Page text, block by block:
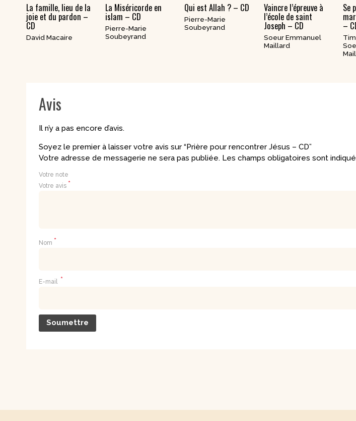
La famille, lieu de la
joie et du pardon –
CD
David Macaire
La Miséricorde en
islam – CD
Pierre-Marie
Soubeyrand
Qui est Allah ? – CD
Pierre-Marie
Soubeyrand
Vaincre l’épreuve à
l’école de saint
Joseph – CD
Soeur Emmanuel
Maillard
Se
–
Avis
Il n’y a pas encore d’avis.
Soyez le premier à laisser votre avis sur “Prière pour rencontrer Jésus – CD”
Votre adresse de messagerie ne sera pas publiée. Les champs obligatoires sont
Votre note
Votre avis *
Nom *
E-mail *